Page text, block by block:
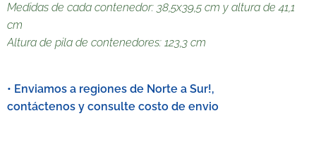
Medidas de cada contenedor: 38,5x39,5 cm y altura de 41,1
cm
Altura de pila de contenedores: 123,3 cm
• Enviamos a regiones de Norte a Sur!,
contáctenos y consulte costo de envio